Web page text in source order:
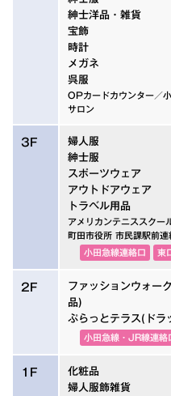
紳士洋品・雑貨
宝飾
時計
メガネ
呉服
OPカードカウンター／
サロン
3F
婦人服
紳士服
スポーツウェア
アウトドアウェア
トラベル用品
アメリカンテニススクー
町田市役所 市民課駅前連
小田急線連絡口
東
2F
ファッションウォー
品)
ぷらっとテラス(ドラ
小田急線・JR線連絡
1F
化粧品
婦人服飾雑貨